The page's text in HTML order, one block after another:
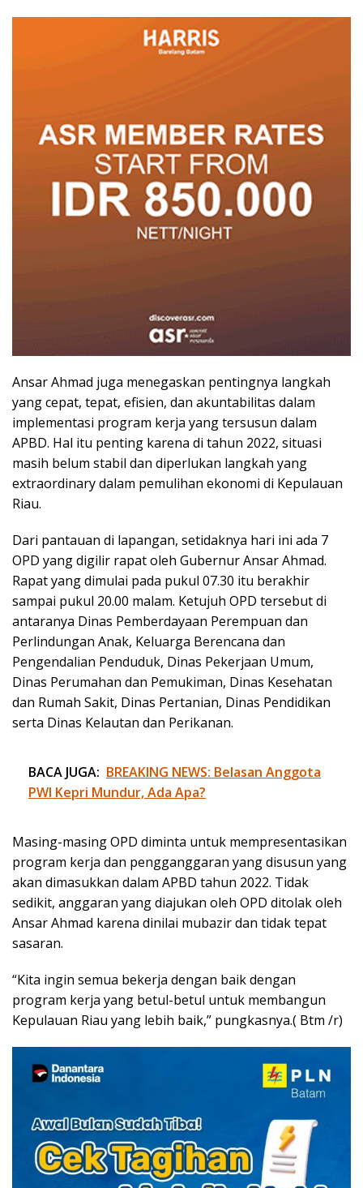
Ansar Ahmad juga menegaskan pentingnya langkah
yang cepat, tepat, efisien, dan akuntabilitas dalam
implementasi program kerja yang tersusun dalam
APBD. Hal itu penting karena di tahun 2022, situasi
masih belum stabil dan diperlukan langkah yang
extraordinary dalam pemulihan ekonomi di Kepulauan
Riau.
Dari pantauan di lapangan, setidaknya hari ini ada 7
OPD yang digilir rapat oleh Gubernur Ansar Ahmad.
Rapat yang dimulai pada pukul 07.30 itu berakhir
sampai pukul 20.00 malam. Ketujuh OPD tersebut di
antaranya Dinas Pemberdayaan Perempuan dan
Perlindungan Anak, Keluarga Berencana dan
Pengendalian Penduduk, Dinas Pekerjaan Umum,
Dinas Perumahan dan Pemukiman, Dinas Kesehatan
dan Rumah Sakit, Dinas Pertanian, Dinas Pendidikan
serta Dinas Kelautan dan Perikanan.
BACA JUGA: BREAKING NEWS: Belasan Anggota
PWI Kepri Mundur, Ada Apa?
Masing-masing OPD diminta untuk mempresentasikan
program kerja dan pengganggaran yang disusun yang
akan dimasukkan dalam APBD tahun 2022. Tidak
sedikit, anggaran yang diajukan oleh OPD ditolak oleh
Ansar Ahmad karena dinilai mubazir dan tidak tepat
sasaran.
“Kita ingin semua bekerja dengan baik dengan
program kerja yang betul-betul untuk membangun
Kepulauan Riau yang lebih baik,” pungkasnya.( Btm /r)